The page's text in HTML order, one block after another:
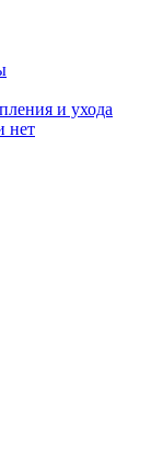
и ухода
нет